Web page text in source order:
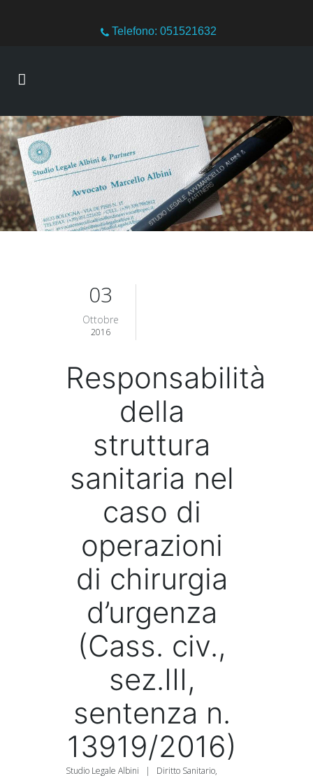
Telefono: 051521632
03
Ottobre
2016
Responsabilità
della
struttura
sanitaria nel
caso di
operazioni
di chirurgia
d’urgenza
(Cass. civ.,
sez.III,
sentenza n.
13919/2016)
Studio Legale Albini | Diritto Sanitario,